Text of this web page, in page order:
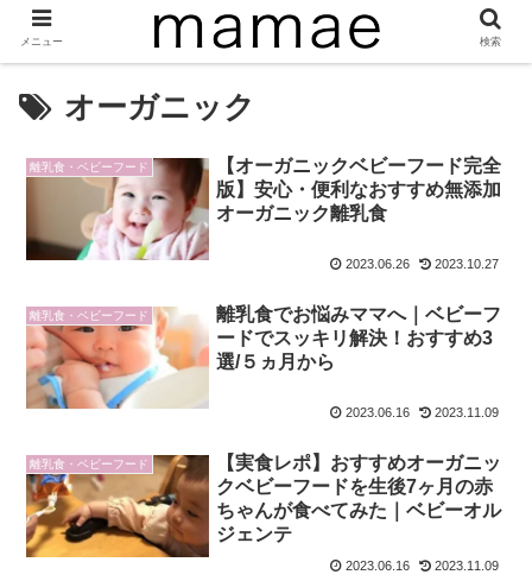
オーガニック
離乳食・ベビーフード
【オーガニックベビーフード完全
版】安心・便利なおすすめ無添加
オーガニック離乳食
2023.06.26 2023.10.27
離乳食・ベビーフード
離乳食でお悩みママへ｜ベビーフ
ードでスッキリ解決！おすすめ3
選/５ヵ月から
2023.06.16 2023.11.09
離乳食・ベビーフード
【実食レポ】おすすめオーガニッ
クベビーフードを生後7ヶ月の赤
ちゃんが食べてみた｜ベビーオル
ジェンテ
2023.06.16 2023.11.09
メニュー 検索